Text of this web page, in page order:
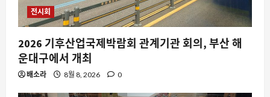
전시회
2026 기후산업국제박람회 관계기관 회의, 부산 해
운대구에서 개최
배소라 8월 8, 2026 0